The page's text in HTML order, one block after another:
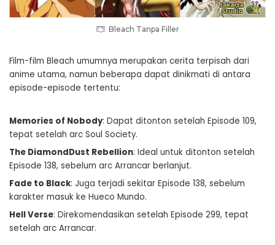
Bleach Tanpa Filler
Film-film Bleach umumnya merupakan cerita terpisah dari
anime utama, namun beberapa dapat dinikmati di antara
episode-episode tertentu:
Memories of Nobody: Dapat ditonton setelah Episode 109,
tepat setelah arc Soul Society.
The DiamondDust Rebellion: Ideal untuk ditonton setelah
Episode 138, sebelum arc Arrancar berlanjut.
Fade to Black: Juga terjadi sekitar Episode 138, sebelum
karakter masuk ke Hueco Mundo.
Hell Verse: Direkomendasikan setelah Episode 299, tepat
setelah arc Arrancar.